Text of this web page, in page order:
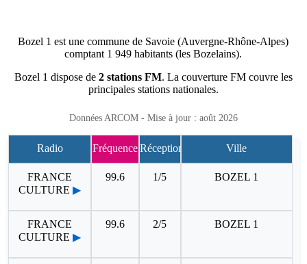
Bozel 1 est une commune de Savoie (Auvergne-Rhône-Alpes)
comptant 1 949 habitants (les Bozelains).
Bozel 1 dispose de 2 stations FM. La couverture FM couvre les
principales stations nationales.
Données ARCOM - Mise à jour : août 2026
Radio FréquenceRéception Ville
FRANCE
CULTURE ▶
99.6 1/5 BOZEL 1
FRANCE
CULTURE ▶
99.6 2/5 BOZEL 1